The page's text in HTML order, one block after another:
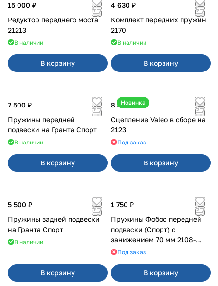
15 000 ₽
Редуктор переднего моста
21213
В наличии
В корзину
4 630 ₽
Комплект передних пружин
2170
В наличии
В корзину
7 500 ₽
Пружины передней
подвески на Гранта Спорт
В наличии
В корзину
Новинка
8 400 ₽
Сцепление Valeo в сборе на
2123
Под заказ
В корзину
5 500 ₽
Пружины задней подвески
на Гранта Спорт
В наличии
В корзину
1 750 ₽
Пружины Фобос передней
подвески (Спорт) с
занижением 70 мм 2108-
21099, 2113-2115
Под заказ
В корзину